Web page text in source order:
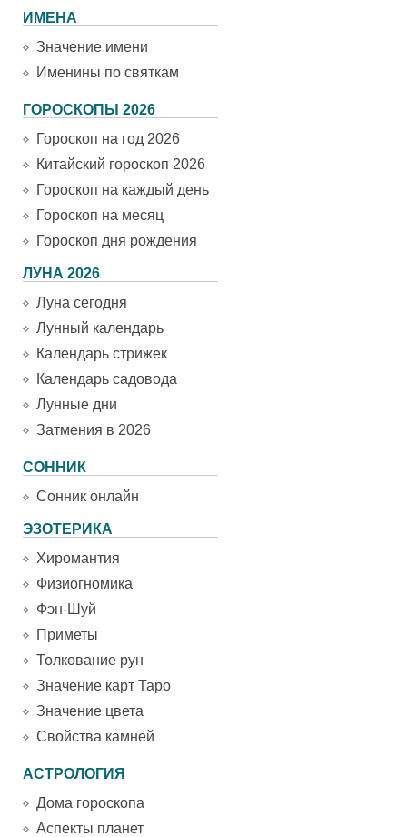
ИМЕНА
Значение имени
Именины по святкам
ГОРОСКОПЫ 2026
Гороскоп на год 2026
Китайский гороскоп 2026
Гороскоп на каждый день
Гороскоп на месяц
Гороскоп дня рождения
ЛУНА 2026
Луна сегодня
Лунный календарь
Календарь стрижек
Календарь садовода
Лунные дни
Затмения в 2026
СОННИК
Сонник онлайн
ЭЗОТЕРИКА
Хиромантия
Физиогномика
Фэн-Шуй
Приметы
Толкование рун
Значение карт Таро
Значение цвета
Свойства камней
АСТРОЛОГИЯ
Дома гороскопа
Аспекты планет